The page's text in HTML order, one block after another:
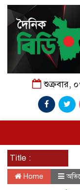
শুক্রবার,
Title :
Home